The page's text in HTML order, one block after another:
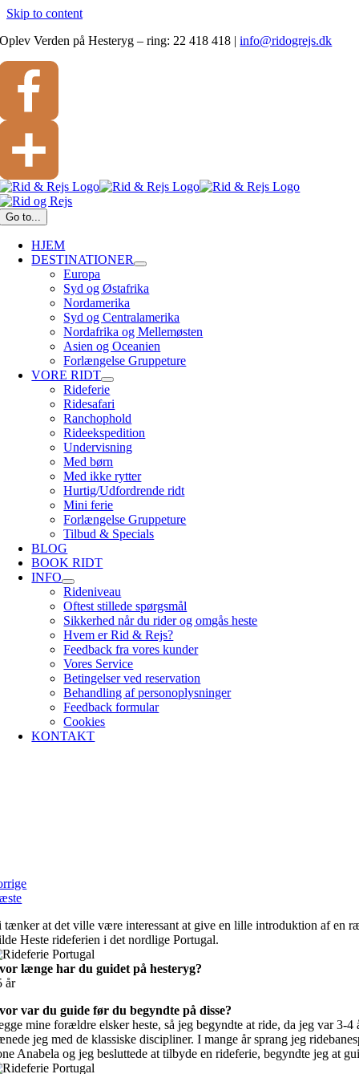
Skip to content
Oplev Verden på Hesteryg – ring: 22 418 418 |info@ridogrejs.dk
Facebook
Del
Go to...
HJEM
DESTINATIONER
Europa
Syd og Østafrika
Nordamerika
Syd og Centralamerika
Nordafrika og Mellemøsten
Asien og Oceanien
Forlængelse Gruppeture
VORE RIDT
Rideferie
Ridesafari
Ranchophold
Rideekspedition
Undervisning
Med børn
Med ikke rytter
Hurtig/Udfordrende ridt
Mini ferie
Forlængelse Gruppeture
Tilbud & Specials
BLOG
BOOK RIDT
INFO
Rideniveau
Oftest stillede spørgsmål
Sikkerhed når du rider og omgås heste
Hvem er Rid & Rejs?
Feedback fra vores kunder
Vores Service
Betingelser ved reservation
Behandling af personoplysninger
Feedback formular
Cookies
KONTAKT
tænker at det ville være interessant at give en lille introduktion af en
Heste rideferien i det nordlige Portugal.
længe har du guidet på hesteryg?
år
var du guide før du begyndte på disse?
mine forældre elsker heste, så jeg begyndte at ride, da jeg var 3-
jeg med de klassiske discipliner. I mange år sprang jeg
Anabela og jeg besluttede at tilbyde en rideferie, begyndte jeg at